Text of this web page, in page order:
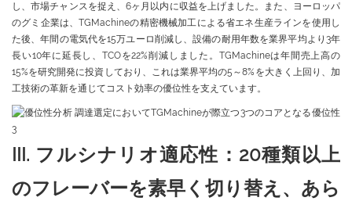
し、市場チャンスを捉え、6ヶ月以内に収益を上げました。また、ヨーロッパ
のグミ企業は、TGMachineの精密機械加工による省エネ生産ラインを使用し
た後、年間の電気代を15万ユーロ削減し、設備の耐用年数を業界平均より3年
長い10年に延長し、TCOを22%削減しました。TGMachineは年間売上高の
15%を研究開発に投資しており、これは業界平均の5～8%を大きく上回り、加
工技術の革新を通じてコスト効率の優位性を支えています。
III. フルシナリオ適応性：20種類以上
のフレーバーを素早く切り替え、あら